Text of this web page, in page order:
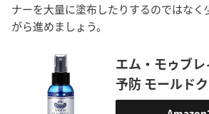
ナーを大量に塗布したりするのではなく
がら進めましょう。
エム・モゥブ
予防 モールド